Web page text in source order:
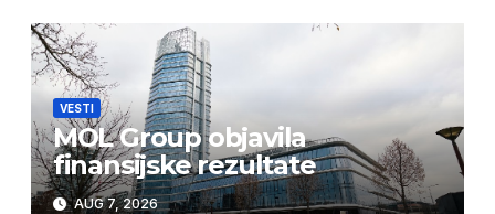
VESTI
MOL Group objavila
finansijske rezultate
AUG 7, 2026